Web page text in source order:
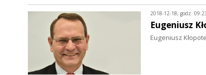
2018-12-18, godz.
Eugeniusz
Eugeniusz